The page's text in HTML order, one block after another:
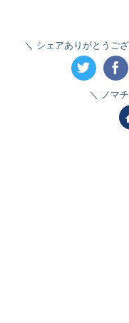
シェアありがとうご
ノマ